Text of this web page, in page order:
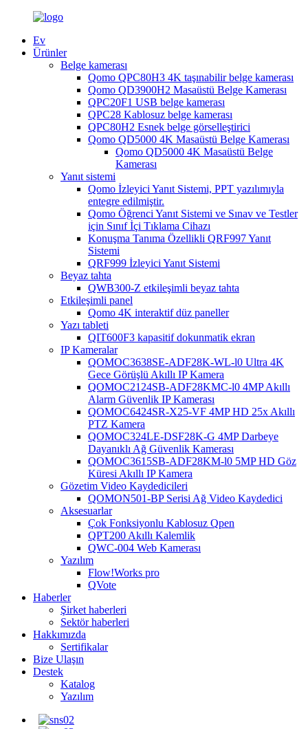
Ev
Ürünler
Belge kamerası
Qomo QPC80H3 4K taşınabilir belge kamerası
Qomo QD3900H2 Masaüstü Belge Kamerası
QPC20F1 USB belge kamerası
QPC28 Kablosuz belge kamerası
QPC80H2 Esnek belge görselleştirici
Qomo QD5000 4K Masaüstü Belge Kamerası
Qomo QD5000 4K Masaüstü Belge
Kamerası
Yanıt sistemi
Qomo İzleyici Yanıt Sistemi, PPT yazılımıyla
entegre edilmiştir.
Qomo Öğrenci Yanıt Sistemi ve Sınav ve Testler
için Sınıf İçi Tıklama Cihazı
Konuşma Tanıma Özellikli QRF997 Yanıt
Sistemi
QRF999 İzleyici Yanıt Sistemi
Beyaz tahta
QWB300-Z etkileşimli beyaz tahta
Etkileşimli panel
Qomo 4K interaktif düz paneller
Yazı tableti
QIT600F3 kapasitif dokunmatik ekran
IP Kameralar
QOMOC3638SE-ADF28K-WL-l0 ​​Ultra 4K
Gece Görüşlü Akıllı IP Kamera
QOMOC2124SB-ADF28KMC-l0 4MP Akıllı
Alarm Güvenlik IP Kamerası
QOMOC6424SR-X25-VF 4MP HD 25x Akıllı
PTZ Kamera
QOMOC324LE-DSF28K-G 4MP Darbeye
Dayanıklı Ağ Güvenlik Kamerası
QOMOC3615SB-ADF28KM-l0 5MP HD Göz
Küresi Akıllı IP Kamera
Gözetim Video Kaydedicileri
QOMON501-BP Serisi Ağ Video Kaydedici
Aksesuarlar
Çok Fonksiyonlu Kablosuz Qpen
QPT200 Akıllı Kalemlik
QWC-004 Web Kamerası
Yazılım
Flow!Works pro
QVote
Haberler
Şirket haberleri
Sektör haberleri
Hakkımızda
Sertifikalar
Bize Ulaşın
Destek
Katalog
Yazılım